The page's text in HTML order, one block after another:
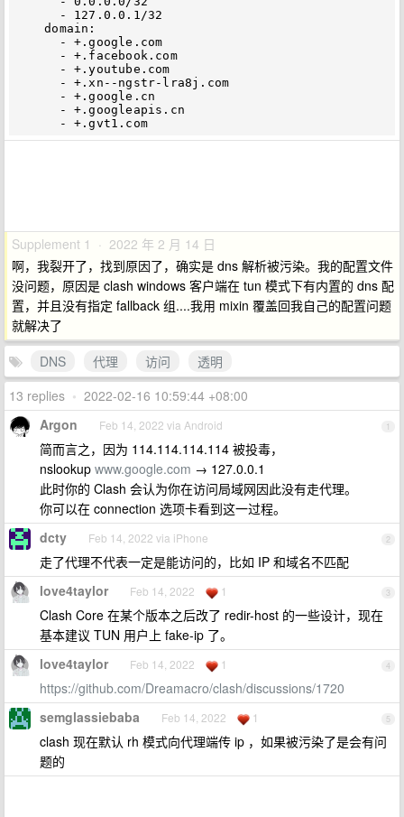
    domain:
Supplement 1 · 2022 年 2 月 14 日
啊，我裂开了，找到原因了，确实是 dns 解析被污染。我的配置文件
没问题，原因是 clash windows 客户端在 tun 模式下有内置的 dns 配
置，并且没有指定 fallback 组....我用 mixin 覆盖回我自己的配置问题
就解决了
DNS
代理 访问
透明
13 replies • 2022-02-16 10:59:44 +08:00
1
Argon Feb 14, 2022 via Android
简而言之，因为 114.114.114.114 被投毒，
nslookup www.google.com → 127.0.0.1
此时你的 Clash 会认为你在访问局域网因此没有走代理。
你可以在 connection 选项卡看到这一过程。
2
dcty Feb 14, 2022 via iPhone
走了代理不代表一定是能访问的，比如 IP 和域名不匹配
3
love4taylor Feb 14, 2022 1
Clash Core 在某个版本之后改了 redir-host 的一些设计，现在
基本建议 TUN 用户上 fake-ip 了。
4
love4taylor Feb 14, 2022 1
https://github.com/Dreamacro/clash/discussions/1720
5
semglassiebaba Feb 14, 2022 1
clash 现在默认 rh 模式向代理端传 ip ，如果被污染了是会有问
题的